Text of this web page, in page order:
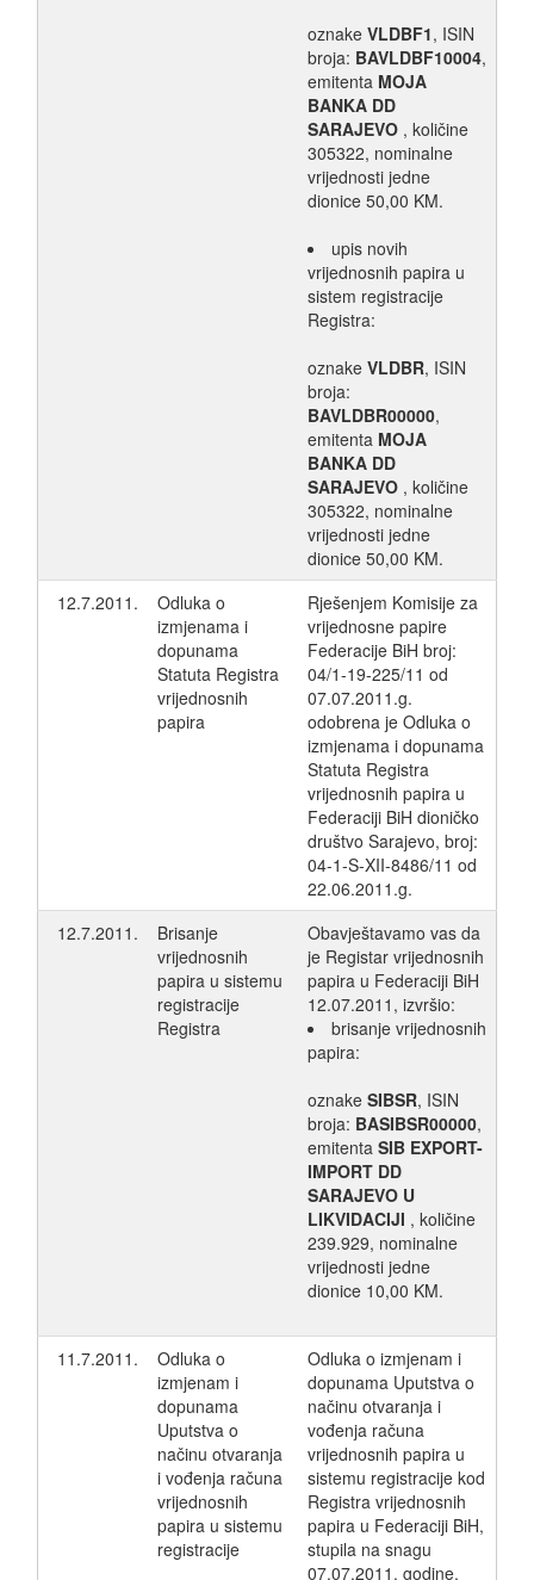
oznake VLDBF1, ISIN
broja: BAVLDBF10004,
emitenta MOJA
BANKA DD
SARAJEVO , količine
305322, nominalne
vrijednosti jedne
dionice 50,00 KM.
upis novih
vrijednosnih papira u
sistem registracije
Registra:
oznake VLDBR, ISIN
broja:
BAVLDBR00000,
emitenta MOJA
BANKA DD
SARAJEVO , količine
305322, nominalne
vrijednosti jedne
dionice 50,00 KM.
12.7.2011.
Odluka o
izmjenama i
dopunama
Statuta Registra
vrijednosnih
papira
Rješenjem Komisije za
vrijednosne papire
Federacije BiH broj:
04/1-19-225/11 od
07.07.2011.g.
odobrena je Odluka o
izmjenama i dopunama
Statuta Registra
vrijednosnih papira u
Federaciji BiH dioničko
društvo Sarajevo, broj:
04-1-S-XII-8486/11 od
22.06.2011.g.
12.7.2011.
Brisanje
vrijednosnih
papira u sistemu
registracije
Registra
Obavještavamo vas da
je Registar vrijednosnih
papira u Federaciji BiH
12.07.2011, izvršio:
brisanje vrijednosnih
papira:
oznake SIBSR, ISIN
broja: BASIBSR00000,
emitenta SIB EXPORT-
IMPORT DD
SARAJEVO U
LIKVIDACIJI , količine
239.929, nominalne
vrijednosti jedne
dionice 10,00 KM.
11.7.2011.
Odluka o
izmjenam i
dopunama
Uputstva o
načinu otvaranja
i vođenja računa
vrijednosnih
papira u sistemu
registracije
Odluka o izmjenam i
dopunama Uputstva o
načinu otvaranja i
vođenja računa
vrijednosnih papira u
sistemu registracije kod
Registra vrijednosnih
papira u Federaciji BiH,
stupila na snagu
07.07.2011. godine,